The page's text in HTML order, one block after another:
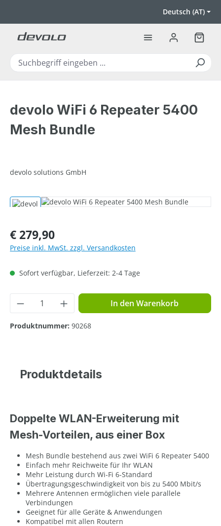
Deutsch (AT)
devolo WiFi 6 Repeater 5400
Mesh Bundle
devolo solutions GmbH
Bildergalerie überspringen
Regulärer Preis:
€ 279,90
Preise inkl. MwSt. zzgl. Versandkosten
Sofort verfügbar, Lieferzeit: 2-4 Tage
Produkt Anzahl: Gib den gewünschten
In den Warenkorb
Produktnummer: 90268
Produktdetails
Doppelte WLAN-Erweiterung mit
Mesh-Vorteilen, aus einer Box
Mesh Bundle bestehend aus zwei WiFi 6 Repeater 5400
Einfach mehr Reichweite für Ihr WLAN
Mehr Leistung durch Wi-Fi 6-Standard
Übertragungsgeschwindigkeit von bis zu 5400 Mbit/s
Mehrere Antennen ermöglichen viele parallele
Verbindungen
Geeignet für alle Geräte & Anwendungen
Kompatibel mit allen Routern